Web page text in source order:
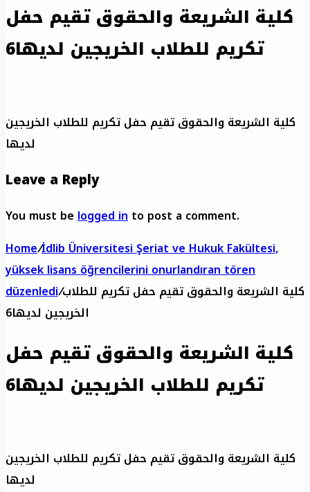
كلية الشريعة والحقوق تقيم حفل
تكريم للطلاب الخريجين لديها6
كلية الشريعة والحقوق تقيم حفل تكريم للطلاب الخريجين
لديها
Leave a Reply
You must belogged into post a comment.
Home/İdlib Üniversitesi Şeriat ve Hukuk Fakültesi,
yüksek lisans öğrencilerini onurlandıran tören
düzenledi/كلية الشريعة والحقوق تقيم حفل تكريم للطلاب
الخريجين لديها6
كلية الشريعة والحقوق تقيم حفل
تكريم للطلاب الخريجين لديها6
كلية الشريعة والحقوق تقيم حفل تكريم للطلاب الخريجين
لديها